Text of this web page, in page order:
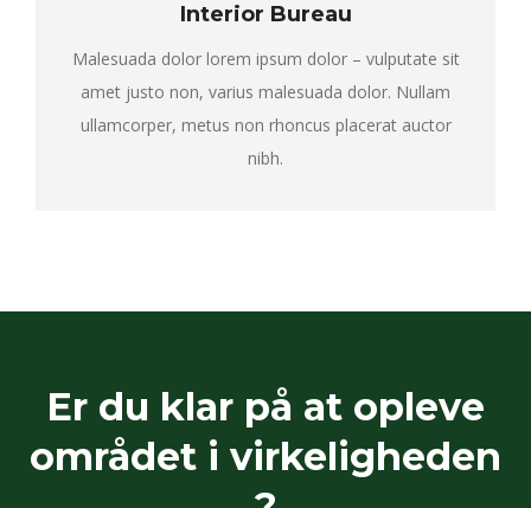
Interior Bureau
Malesuada dolor lorem ipsum dolor – vulputate sit
amet justo non, varius malesuada dolor. Nullam
ullamcorper, metus non rhoncus placerat auctor
nibh.
Er du klar på at opleve
området i virkeligheden